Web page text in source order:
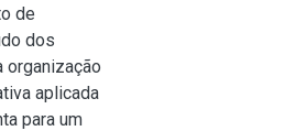
de
dos
organização
aplicada
para um